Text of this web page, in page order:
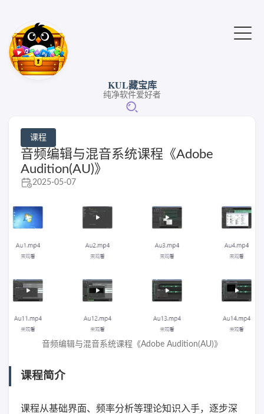
KUL藏宝库
纯净软件爱好者
课程
音频编辑与混音系统课程《Adobe
Audition(AU)》
2025-05-07
音频编辑与混音系统课程《Adobe Audition(AU)》
课程简介
课程从基础界面、频率分析等理论知识入手，逐步深